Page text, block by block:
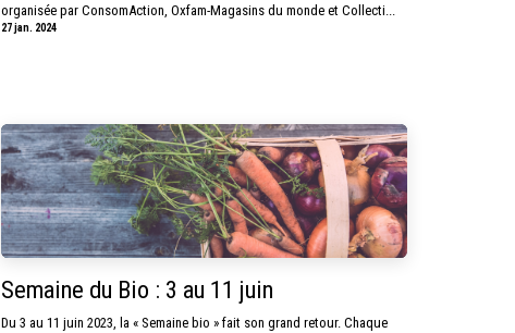
organisée par ConsomAction, Oxfam-Magasins du monde et Collecti...
27 jan. 2024
Semaine du Bio : 3 au 11 juin
Du 3 au 11 juin 2023, la « Semaine bio » fait son grand retour. Chaque